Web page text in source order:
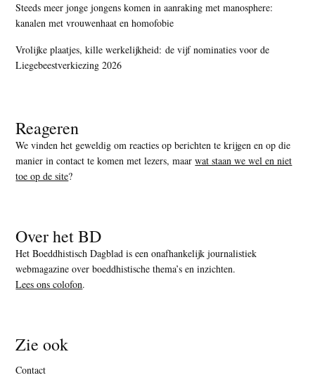
Steeds meer jonge jongens komen in aanraking met manosphere:
kanalen met vrouwenhaat en homofobie
Vrolijke plaatjes, kille werkelijkheid: de vijf nominaties voor de
Liegebeestverkiezing 2026
Reageren
We vinden het geweldig om reacties op berichten te krijgen en op die
manier in contact te komen met lezers, maarwat staan we wel en niet
toe op de site?
Over het BD
Het Boeddhistisch Dagblad is een onafhankelijk journalistiek
webmagazine over boeddhistische thema’s en inzichten.
Lees ons colofon.
Zie ook
Contact